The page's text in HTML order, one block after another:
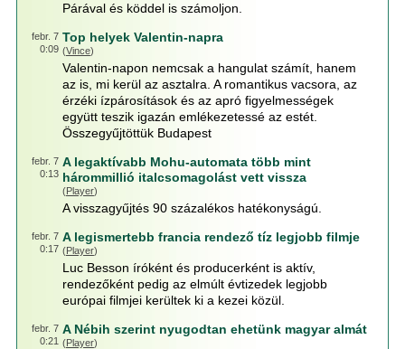
Párával és köddel is számoljon.
febr. 7
0:09
Top helyek Valentin-napra
(Vince)
Valentin-napon nemcsak a hangulat számít, hanem
az is, mi kerül az asztalra. A romantikus vacsora, az
érzéki ízpárosítások és az apró figyelmességek
együtt teszik igazán emlékezetessé az estét.
Összegyűjtöttük Budapest
febr. 7
0:13
A legaktívabb Mohu-automata több mint
hárommillió italcsomagolást vett vissza
(Player)
A visszagyűjtés 90 százalékos hatékonyságú.
febr. 7
0:17
A legismertebb francia rendező tíz legjobb filmje
(Player)
Luc Besson íróként és producerként is aktív,
rendezőként pedig az elmúlt évtizedek legjobb
európai filmjei kerültek ki a kezei közül.
febr. 7
0:21
A Nébih szerint nyugodtan ehetünk magyar almát
(Player)